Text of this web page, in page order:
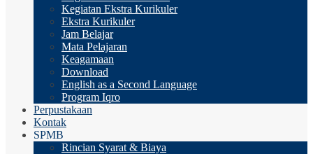
Kegiatan Ekstra Kurikuler
Ekstra Kurikuler
Jam Belajar
Mata Pelajaran
Keagamaan
Download
English as a Second Language
Program Iqro
Perpustakaan
Kontak
SPMB
Rincian Syarat & Biaya